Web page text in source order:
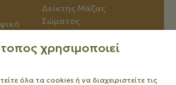
Δείκτης Μάζας
Σώματος
Επικοινωνία
χρησιμοποιεί
όλα τα cookies ή να διαχειριστείτε τις